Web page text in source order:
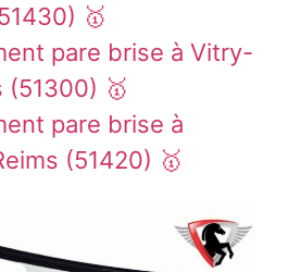
🥇
pare brise à Vitry-
(51300) 🥇
pare brise à
(51420) 🥇